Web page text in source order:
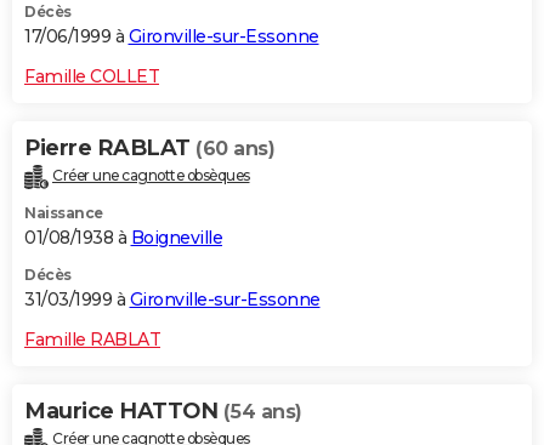
Décès
17/06/1999 à Gironville-sur-Essonne
Famille COLLET
Pierre RABLAT (60 ans)
Créer une cagnotte obsèques
Naissance
01/08/1938 à Boigneville
Décès
31/03/1999 à Gironville-sur-Essonne
Famille RABLAT
Maurice HATTON (54 ans)
Créer une cagnotte obsèques